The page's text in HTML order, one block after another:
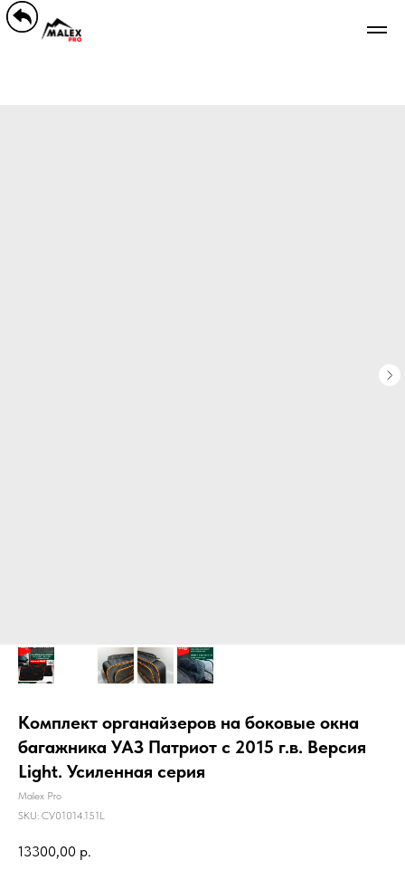
Комплект органайзеров на боковые окна
багажника УАЗ Патриот с 2015 г.в. Версия
Light. Усиленная серия
Malex Pro
SKU: СУ01014.151L
13300,00 р.